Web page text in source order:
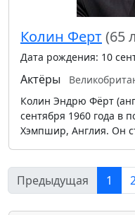
Колин Ферт (65
Дата рождения: 10
Актёры
Колин Эндрю Фëрт
сентября 1960 года в
Хэмпшир, Англия. Он
Предыдущая 1